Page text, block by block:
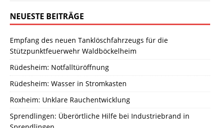
NEUESTE BEITRÄGE
Empfang des neuen Tanklöschfahrzeugs für die
Stützpunktfeuerwehr Waldböckelheim
Rüdesheim: Notfalltüröffnung
Rüdesheim: Wasser in Stromkasten
Roxheim: Unklare Rauchentwicklung
Sprendlingen: Überörtliche Hilfe bei Industriebrand in